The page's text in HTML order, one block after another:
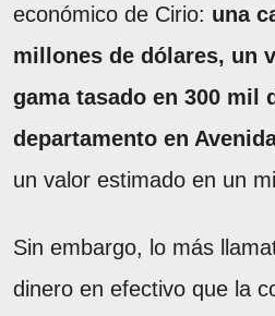
económico de Cirio: una
millones de dólares, un
gama tasado en 300 mil
departamento en
un valor estimado en un
Sin embargo, lo más
dinero en efectivo que la